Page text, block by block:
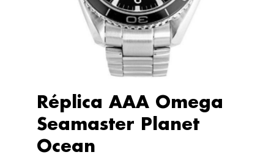
Réplica AAA Omega
Seamaster Planet
Ocean